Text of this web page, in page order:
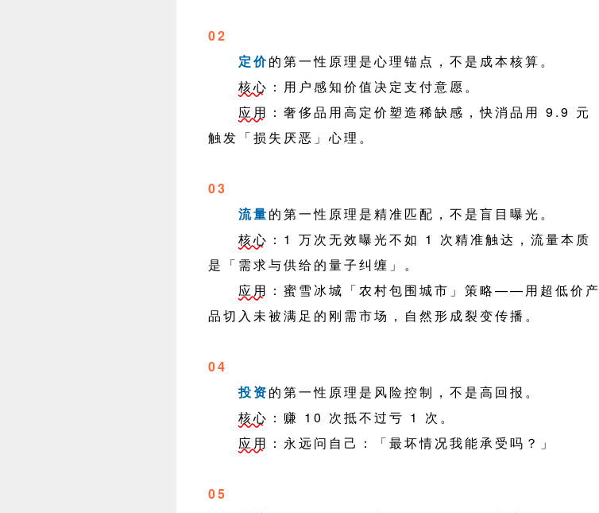
02
定价的第一性原理是心理锚点，不是成本核算。
核心 ：用户感知价值决定支付意愿。
应用 ：奢侈品用高定价塑造稀缺感，快消品用 9.9 元
触发「损失厌恶」心理。
03
流量的第一性原理是精准匹配，不是盲目曝光。
核心 ：1 万次无效曝光不如 1 次精准触达，流量本质
是「需求与供给的量子纠缠」。
应用 ：蜜雪冰城「农村包围城市」策略——用超低价产
品切入未被满足的刚需市场，自然形成裂变传播。
04
投资的第一性原理是风险控制，不是高回报。
核心 ：赚 10 次抵不过亏 1 次。
应用 ：永远问自己：「最坏情况我能承受吗？」
05